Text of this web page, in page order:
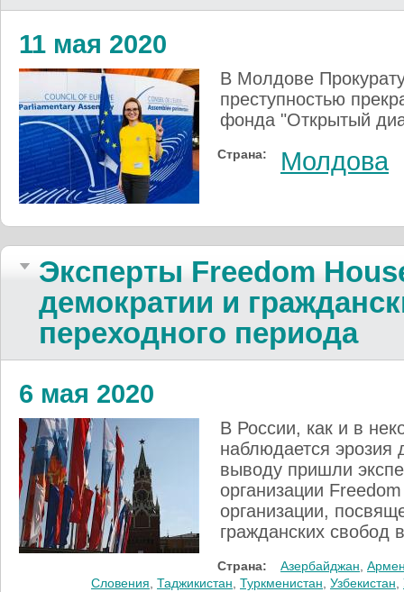
11 мая 2020
В Молдове
преступностью
фонда "Открытый
Страна: Молдова
Эксперты Freedom
демократии и
переходного периода
6 мая 2020
В России, как и в
наблюдается эрозия
выводу пришли
организации
организации,
гражданских свобод
Страна: Азербайджан
Словения Таджикистан Туркменистан Узбекистан